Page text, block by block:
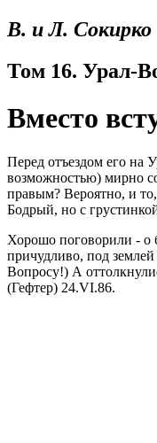
В. и Л. Сокирко
Том 16. Урал-
Вместо
Перед отъездом его на
возможностью) мирно
правым? Вероятно, и
Бодрый, но с
Хорошо поговорили - о
причудливо, под
Вопросу!) А
(Гефтер) 24.VI.86.